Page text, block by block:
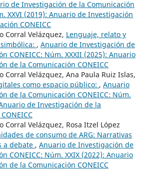
de Investigación de la Comunicación
XXVI (2019): Anuario de Investigación
CONEICC
Corral Velázquez, Lenguaje, relato y
, Anuario de Investigación de
CONEICC: Núm. XXXII (2025): Anuario
de la Comunicación CONEICC
Corral Velázquez, Ana Paula Ruiz Islas,
como espacio público: , Anuario
de la Comunicación CONEICC: Núm.
de Investigación de la
Corral Velázquez, Rosa Itzel López
de consumo de ARG: Narrativas
a debate , Anuario de Investigación de
CONEICC: Núm. XXIX (2022): Anuario
de la Comunicación CONEICC